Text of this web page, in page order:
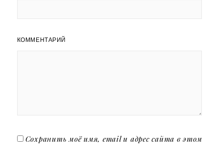
КОММЕНТАРИЙ
Сохранить моё имя, email и адрес сайта в этом